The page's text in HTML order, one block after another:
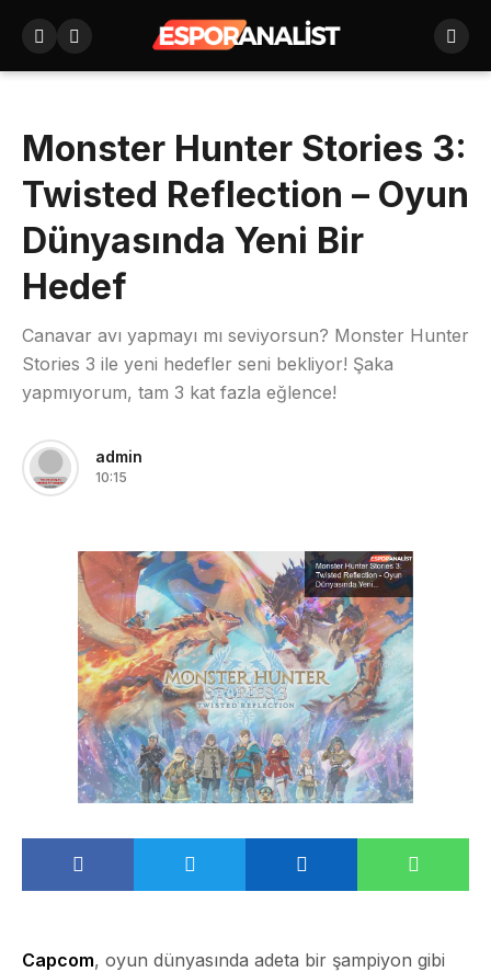
Monster Hunter Stories 3:
Twisted Reflection – Oyun
Dünyasında Yeni Bir
Hedef
Canavar avı yapmayı mı seviyorsun? Monster Hunter
Stories 3 ile yeni hedefler seni bekliyor! Şaka
yapmıyorum, tam 3 kat fazla eğlence!
admin
10:15
Capcom, oyun dünyasında adeta bir şampiyon gibi